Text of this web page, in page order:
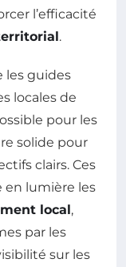
l’efficacité
.
les guides
locales de
pour les
solide pour
clairs. Ces
lumière les
local,
par les
sur les